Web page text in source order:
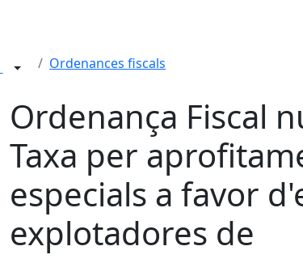
Ordenances fiscals
Ordenança Fiscal
Taxa per
especials a favor
explotadores de